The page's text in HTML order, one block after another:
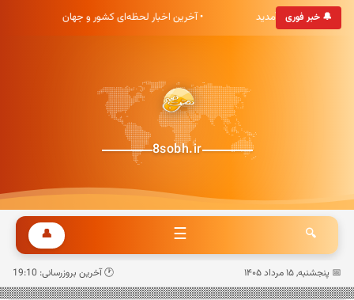
🔔 خبر فوری
هشت صبح خوش آمدید • آخرین اخبار لحظه‌ای کشور و جهان
8sobh.ir
🔍
☰
👤
📅 پنجشنبه, ۱۵ مرداد ۱۴۰۵ 🕐 آخرین بروزرسانی: 19:10